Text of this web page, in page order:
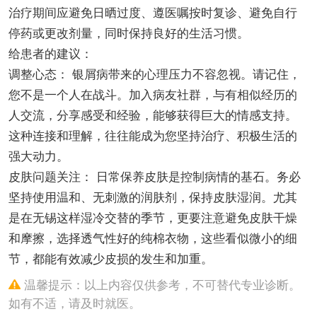
治疗期间应避免日晒过度、遵医嘱按时复诊、避免自行
停药或更改剂量，同时保持良好的生活习惯。
给患者的建议：
调整心态： 银屑病带来的心理压力不容忽视。请记住，
您不是一个人在战斗。加入病友社群，与有相似经历的
人交流，分享感受和经验，能够获得巨大的情感支持。
这种连接和理解，往往能成为您坚持治疗、积极生活的
强大动力。
皮肤问题关注： 日常保养皮肤是控制病情的基石。务必
坚持使用温和、无刺激的润肤剂，保持皮肤湿润。尤其
是在无锡这样湿冷交替的季节，更要注意避免皮肤干燥
和摩擦，选择透气性好的纯棉衣物，这些看似微小的细
节，都能有效减少皮损的发生和加重。
温馨提示：以上内容仅供参考，不可替代专业诊断。
如有不适，请及时就医。